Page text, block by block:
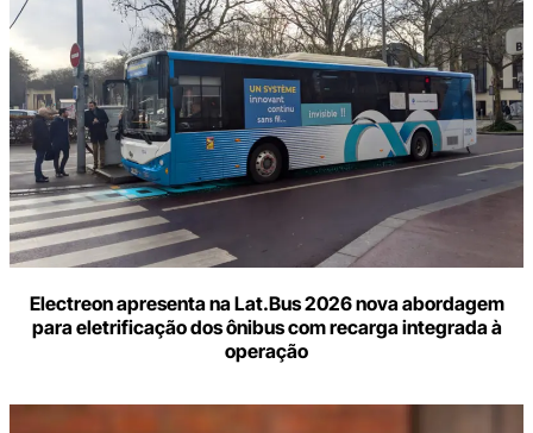
Electreon apresenta na Lat.Bus 2026 nova abordagem
para eletrificação dos ônibus com recarga integrada à
operação